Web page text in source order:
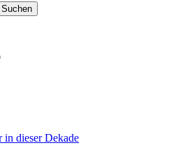
in dieser Dekade